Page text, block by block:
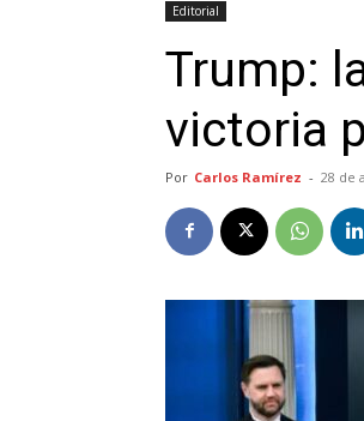
Editorial
Trump:
victoria
Por Carlos Ramírez - 28 de